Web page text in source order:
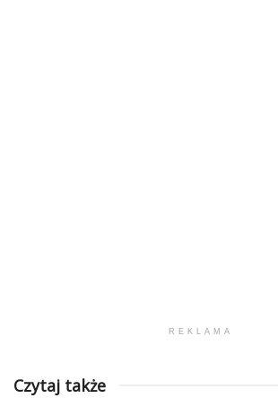
REKLAMA
Czytaj także